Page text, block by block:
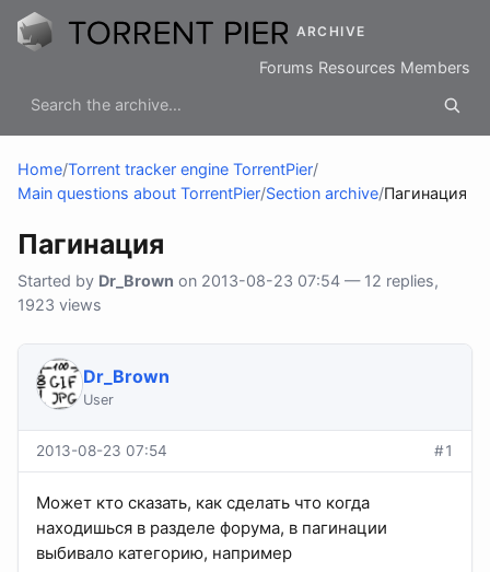
ARCHIVE
Forums Resources Members
Home/Torrent tracker engine TorrentPier/
Main questions about TorrentPier/Section archive/Пагинация
Пагинация
Started by Dr_Brown on 2013-08-23 07:54 — 12 replies,
1923 views
Dr_Brown
User
2013-08-23 07:54 #1
Может кто сказать, как сделать что когда
находишься в разделе форума, в пагинации
выбивало категорию, например